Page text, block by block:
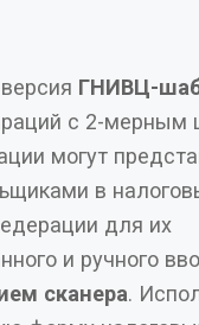
ГНИВЦ-
с 2-мерным
могут
в
для их
и ручного
сканера.